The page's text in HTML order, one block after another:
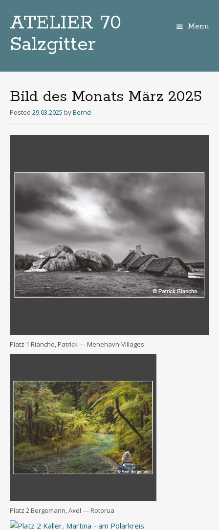
ATELIER 70
Salzgitter
Menu
Bild des Monats März 2025
Posted 29.03.2025 byBernd
Platz 1 Riancho, Patrick — Menehavn-Villages
Platz 2 Ber­ge­mann, Axel — Rotorua